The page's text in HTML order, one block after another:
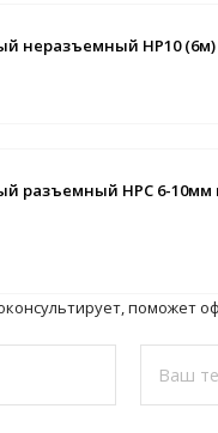
неразъемный НР10 (6м)
разъемный НРС 6-10мм
поможет